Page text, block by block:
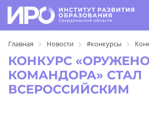
Главная Новости #конкурсы
КОНКУРС
КОМАНДОРА» СТАЛ
ВСЕРОССИЙСКИМ